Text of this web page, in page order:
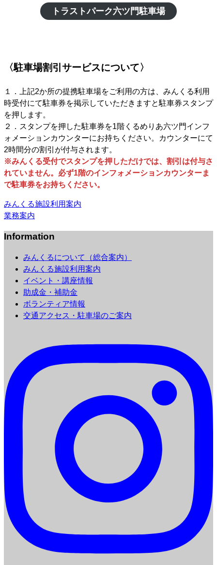
トラストパーク六ツ門駐車場
〈駐車場割引サービスについて〉
１．上記2か所の提携駐車場をご利用の方は、みんくる利用
時受付にて駐車券を掲示していただきますと駐車券スタンプ
を押します。
２．スタンプを押した駐車券を1階くるめりあ六ツ門インフ
ォメーションカウンターにお持ちください。カウンターにて
2時間分の割引が付与されます。
※みんくる受付でスタンプを押しただけでは、割引は付与さ
れていません。必ず1階のインフォメーションカウンターま
で駐車券をお持ちください。
みんくる施設利用案内
業務案内
Information
みんくるについて（総合案内）
みんくる施設利用案内
イベント・講座情報
助成金・補助金
ボランティア情報
交通アクセス・駐車場のご案内